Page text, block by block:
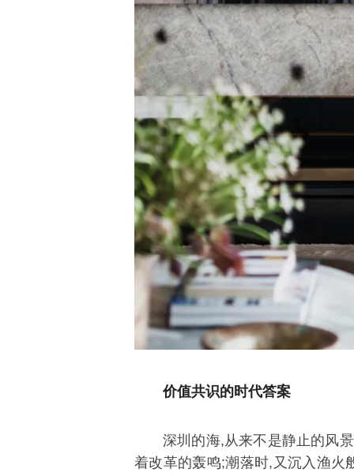
价值共识的时代答案
深圳的海,从来不是静止的风
着改革的轰鸣;潮落时,又沉入渔火